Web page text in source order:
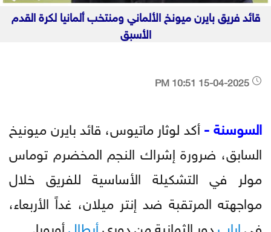
قائد فريق بايرن ميونخ الألماني ومنتخب ألمانيا لكرة القدم
الأسبق
السوسنة -أكد لوثار ماتيوس، قائد بايرن ميونيخ
السابق، ضرورة إشراك النجم المخضرم توماس
مولر في التشكيلة الأساسية للفريق خلال
مواجهته المرتقبة ضد إنتر ميلان، غداً الأربعاء،
فيإيابدور الثمانية من دوريأبطالأوروبا.